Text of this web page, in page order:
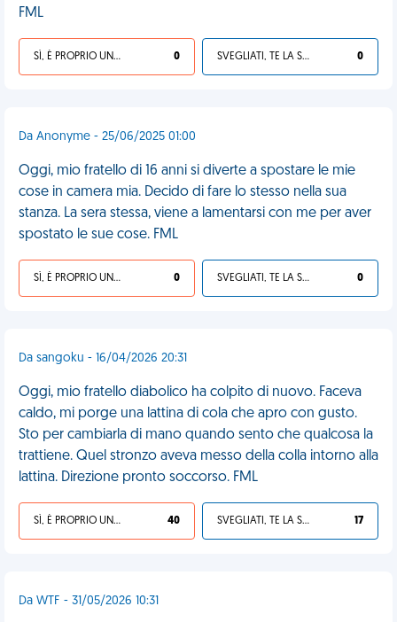
FML
SÌ, È PROPRIO UNA VDM! 0 SVEGLIATI, TE LA SEI CERCATA! 0
Da Anonyme - 25/06/2025 01:00
Oggi, mio fratello di 16 anni si diverte a spostare le mie
cose in camera mia. Decido di fare lo stesso nella sua
stanza. La sera stessa, viene a lamentarsi con me per aver
spostato le sue cose. FML
SÌ, È PROPRIO UNA VDM! 0 SVEGLIATI, TE LA SEI CERCATA! 0
Da sangoku - 16/04/2026 20:31
Oggi, mio fratello diabolico ha colpito di nuovo. Faceva
caldo, mi porge una lattina di cola che apro con gusto.
Sto per cambiarla di mano quando sento che qualcosa la
trattiene. Quel stronzo aveva messo della colla intorno alla
lattina. Direzione pronto soccorso. FML
SÌ, È PROPRIO UNA VDM! 40 SVEGLIATI, TE LA SEI CERCATA! 17
Da WTF - 31/05/2026 10:31